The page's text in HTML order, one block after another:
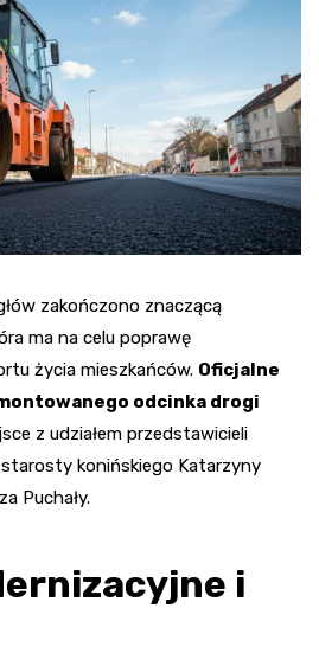
zakończono znaczącą
ma na celu poprawę
życia mieszkańców. Oficjalne
odcinka drogi
z udziałem przedstawicieli
konińskiego Katarzyny
Puchały.
i